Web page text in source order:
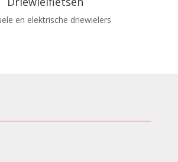
en elektrische driewielers